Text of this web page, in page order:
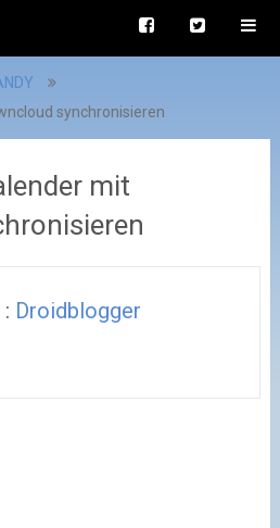
synchronisieren
mit
Droidblogger